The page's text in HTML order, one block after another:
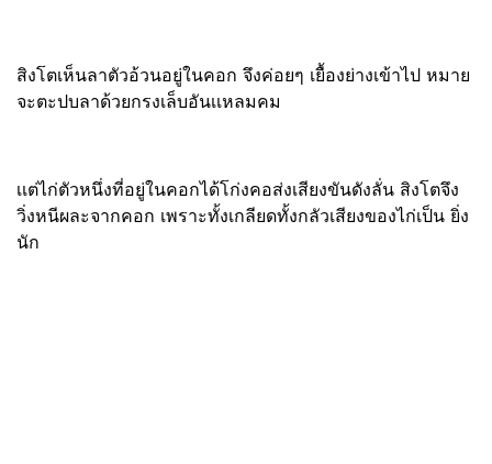
สิงโตเห็นลาตัวอ้วนอยู่ในคอก จึงค่อยๆ เยื้องย่างเข้าไป หมาย
จะตะปบลาด้วยกรงเล็บอันเเหลมคม
เเต่ไก่ตัวหนึ่งที่อยู่ในคอกได้โก่งคอส่งเสียงขันดังลั่น สิงโตจึง
วิ่งหนีผละจากคอก เพราะทั้งเกลียดทั้งกลัวเสียงของไก่เป็น ยิ่ง
นัก